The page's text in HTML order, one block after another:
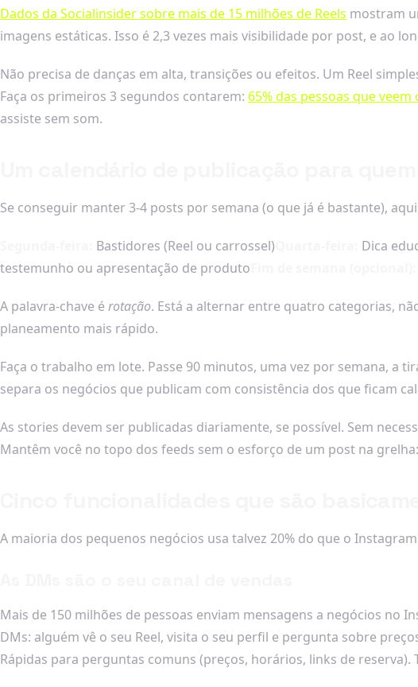
Dados da Socialinsider sobre mais de 15 milhões de Reels mostram
imagens estáticas. Isso é 2,3 vezes mais visibilidade por post, e ao
Não precisa de danças em alta, transições ou efeitos. Um Reel
Faça os primeiros 3 segundos contarem: 65% das pessoas que
assiste sem som.
Se conseguir manter 3-4 posts por semana (o que já é bastante),
Bastidores (Reel ou carrossel) Dica
testemunho ou apresentação de produto
A palavra-chave é rotação. Está a alternar entre quatro categorias,
planeamento mais rápido.
Faça o trabalho em lote. Passe 90 minutos, uma vez por semana, a
separa os negócios que publicam com consistência dos que ficam
As stories devem ser publicadas diariamente, se possível. Sem
Mantêm você no topo dos feeds sem o esforço de um post na
A maioria dos pequenos negócios usa talvez 20% do que o
Mais de 150 milhões de pessoas enviam mensagens a negócios no
DMs: alguém vê o seu Reel, visita o seu perfil e pergunta sobre
Rápidas para perguntas comuns (preços, horários, links de